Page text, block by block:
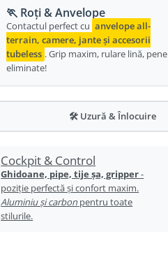
🏃 Roți & Anvelope
Contactul perfect cu anvelope all-
terrain, camere, jante și accesorii
tubeless . Grip maxim, rulare lină, pene
eliminate!
🛠️ Uzură & Înlocuire
Cockpit & Control
Ghidoane, pipe, tije șa, gripper-
poziție perfectă și confort maxim.
Aluminiu și carbon pentru toate
stilurile.